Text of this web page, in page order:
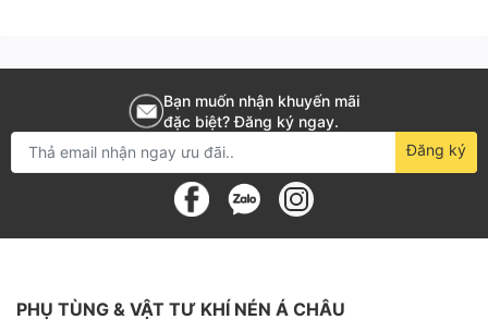
Năng lượng tối thiểu của trạng thái không tải
nhanh chóng đạt được.
Tán cách âm
Không yêu cầu phòng máy nén riêng.
Bạn muốn nhận khuyến mãi
đặc biệt? Đăng ký ngay.
Đăng ký
PHỤ TÙNG & VẬT TƯ KHÍ NÉN Á CHÂU